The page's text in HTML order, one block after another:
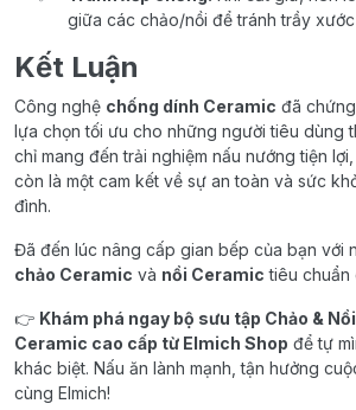
giữa các chảo/nồi để tránh trầy
Kết Luận
Công nghệ chống dính Ceramic đã
lựa chọn tối ưu cho những người tiêu dùng
chỉ mang đến trải nghiệm nấu nướng tiện
còn là một cam kết về sự an toàn và sức
đình.
Đã đến lúc nâng cấp gian bếp của bạn với
chảo Ceramic và nồi Ceramic tiêu chuẩn
👉 Khám phá ngay bộ sưu tập Chảo &
Ceramic cao cấp từ Elmich Shop để tự
khác biệt. Nấu ăn lành mạnh, tận hưởng
cùng Elmich!